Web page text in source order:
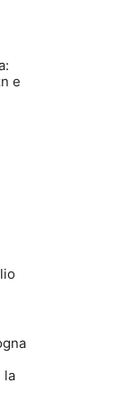
e
la